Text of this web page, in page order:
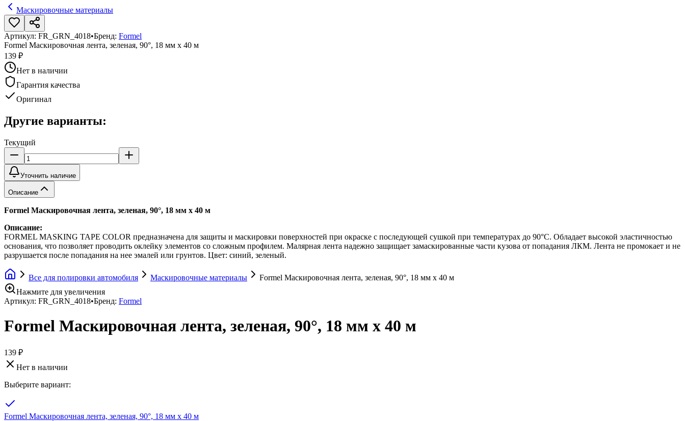
Маскировочные материалы
Артикул: FR_GRN_4018•Бренд: Formel
Formel Маскировочная лента, зеленая, 90°, 18 мм х 40 м
139 ₽
Нет в наличии
Гарантия качества
Оригинал
Другие варианты:
Текущий
Уточнить наличие
Описание
Formel Маскировочная лента, зеленая, 90°, 18 мм х 40 м
Описание:
FORMEL MASKING TAPE COLOR предназначена для защиты и маскировки поверхностей при окраске с последующей сушкой при температурах до 90°С. Обладает высокой эластичностью
основания, что позволяет проводить оклейку элементов со сложным профилем. Малярная лента надежно защищает замаскированные части кузова от попадания ЛКМ. Лента не промокает и не
разрушается после попадания на нее эмалей или грунтов. Цвет: синий, зеленый.
Все для полировки автомобиля Маскировочные материалы
Formel Маскировочная лента, зеленая, 90°, 18 мм х 40 м
Нажмите для увеличения
Артикул: FR_GRN_4018•Бренд: Formel
Formel Маскировочная лента, зеленая, 90°, 18 мм х 40 м
139 ₽
Нет в наличии
Выберите вариант:
Formel Маскировочная лента, зеленая, 90°, 18 мм х 40 м